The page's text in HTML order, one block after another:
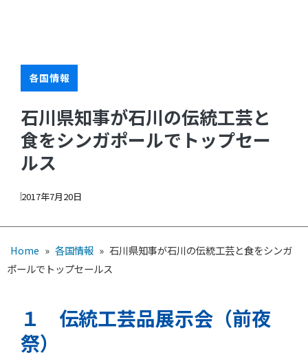
各国情報
石川県知事が石川の伝統工芸と
食をシンガポールでトップセー
ルス
2017年7月20日
Home » 各国情報 » 石川県知事が石川の伝統工芸と食をシンガ
ポールでトップセールス
１ 伝統工芸品展示会（前夜
祭）